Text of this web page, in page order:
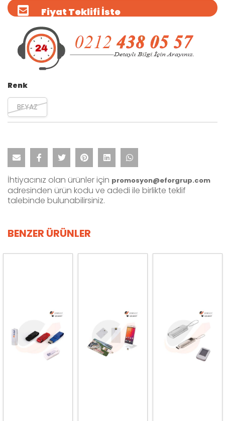
Fiyat Teklifi İste
Renk
BEYAZ
İhtiyacınız olan ürünler için promosyon@eforgrup.com
adresinden ürün kodu ve adedi ile birlikte teklif
talebinde bulunabilirsiniz.
BENZER ÜRÜNLER